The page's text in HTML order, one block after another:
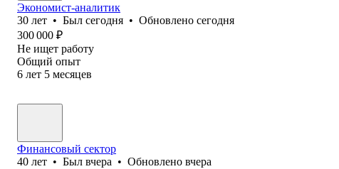
Экономист-аналитик
30 лет • Был сегодня • Обновлено сегодня
300 000 ₽
Не ищет работу
Общий опыт
6 лет 5 месяцев
Финансовый сектор
40 лет • Был вчера • Обновлено вчера